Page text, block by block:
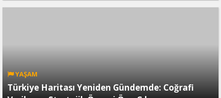
YAŞAM
Türkiye Haritası Yeniden Gündemde: Coğrafi